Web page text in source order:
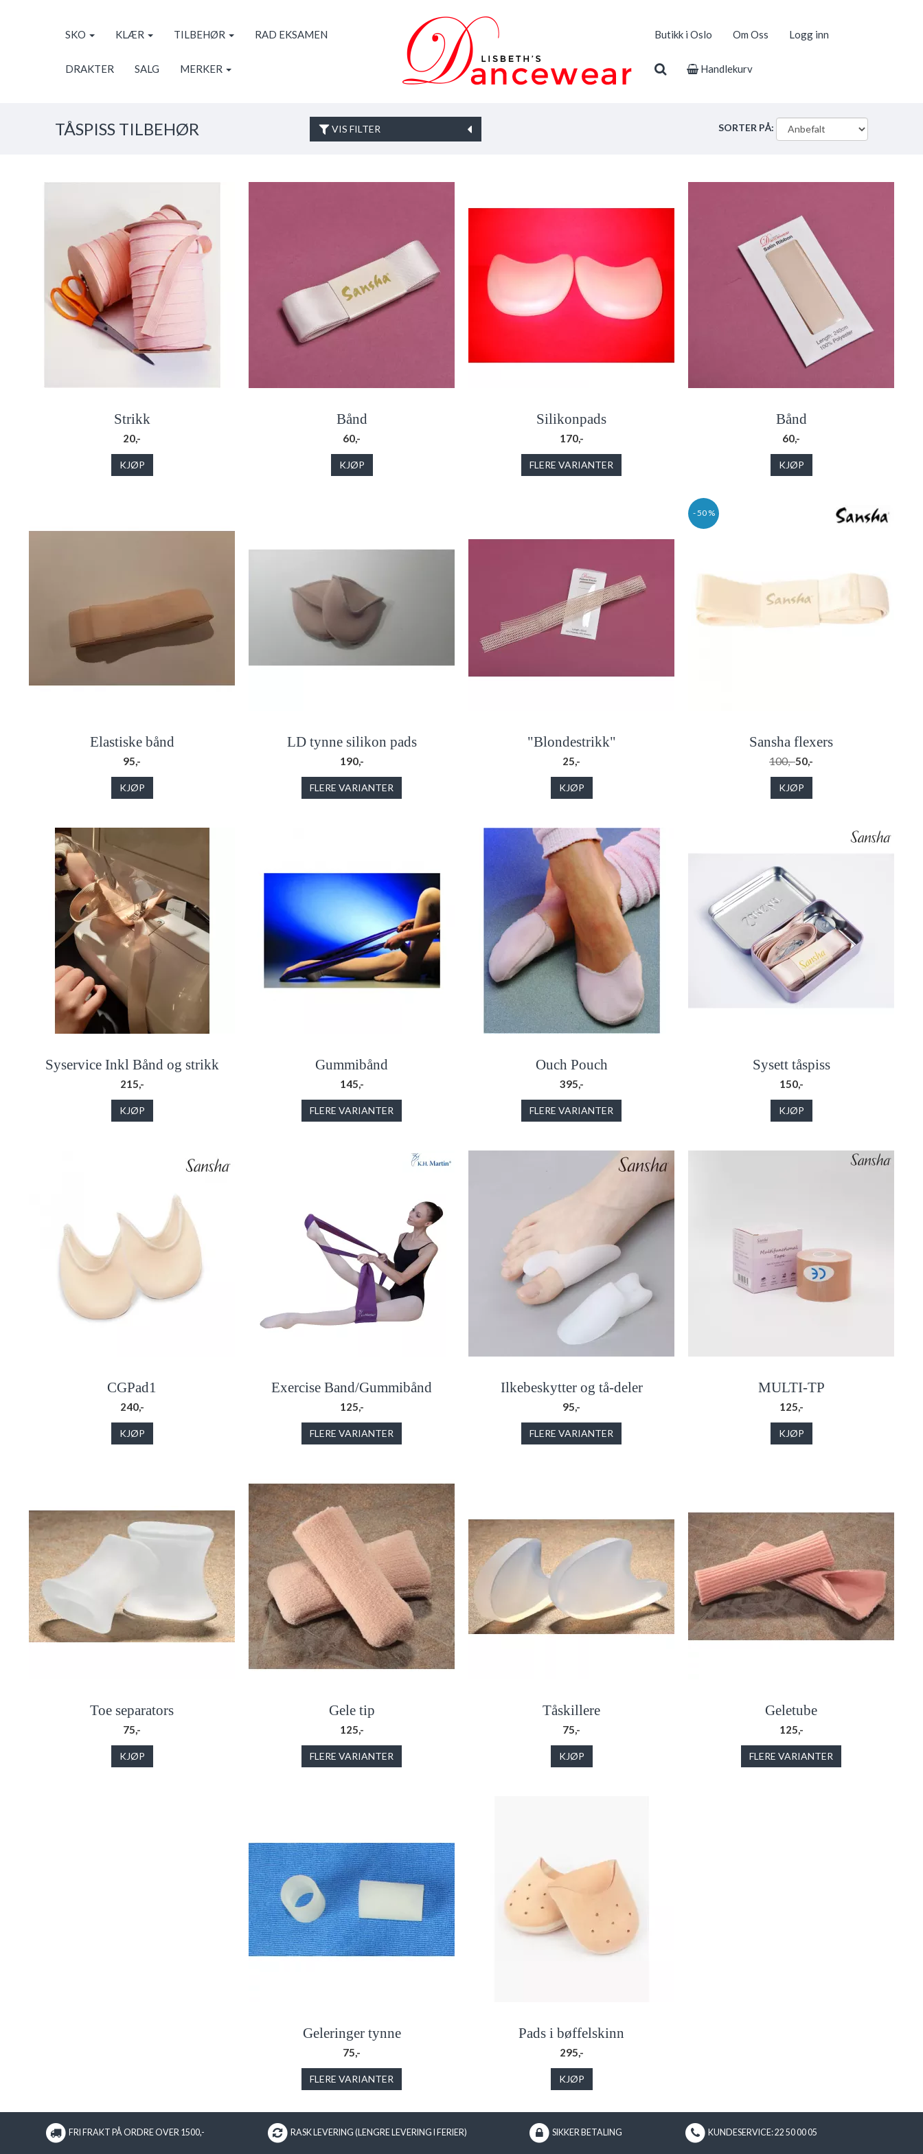
SKO KLÆR TILBEHØR RAD EKSAMEN
DRAKTER SALG MERKER
Butikk i Oslo Om Oss Logg inn
Handlekurv
TÅSPISS TILBEHØR VIS FILTER SORTER PÅ:
Strikk
20,-
KJØP
Bånd
60,-
KJØP
Silikonpads
170,-
FLERE VARIANTER
Bånd
60,-
KJØP
Elastiske bånd
95,-
KJØP
LD tynne silikon pads
190,-
FLERE VARIANTER
"Blondestrikk"
25,-
KJØP
- 50 %
Sansha flexers
100,-50,-
KJØP
Syservice Inkl Bånd og strikk
215,-
KJØP
Gummibånd
145,-
FLERE VARIANTER
Ouch Pouch
395,-
FLERE VARIANTER
Sysett tåspiss
150,-
KJØP
CGPad1
240,-
KJØP
Exercise Band/Gummibånd
125,-
FLERE VARIANTER
Ilkebeskytter og tå-deler
95,-
FLERE VARIANTER
MULTI-TP
125,-
KJØP
Toe separators
75,-
KJØP
Gele tip
125,-
FLERE VARIANTER
Tåskillere
75,-
KJØP
Geletube
125,-
FLERE VARIANTER
Geleringer tynne
75,-
FLERE VARIANTER
Pads i bøffelskinn
295,-
KJØP
FRI FRAKT PÅ ORDRE OVER 1500,- RASK LEVERING (LENGRE LEVERING I FERIER) SIKKER BETALING KUNDESERVICE: 22 50 00 05